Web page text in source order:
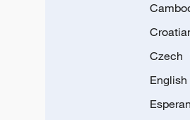
Czech
English